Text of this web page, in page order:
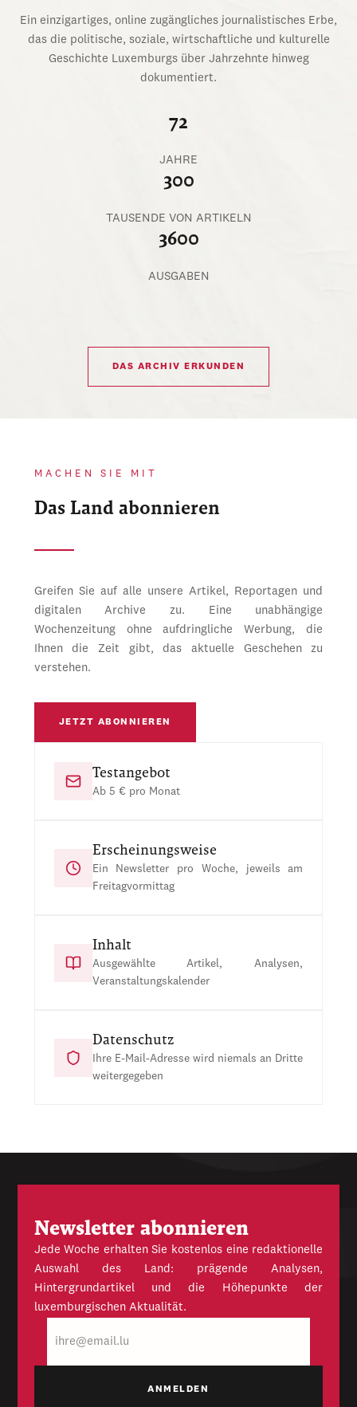
Ein einzigartiges, online zugängliches journalistisches Erbe,
das die politische, soziale, wirtschaftliche und kulturelle
Geschichte Luxemburgs über Jahrzehnte hinweg
dokumentiert.
72
JAHRE
300
TAUSENDE VON ARTIKELN
3600
AUSGABEN
DAS ARCHIV ERKUNDEN
MACHEN SIE MIT
Das Land abonnieren
Greifen Sie auf alle unsere Artikel, Reportagen und
digitalen Archive zu. Eine unabhängige
Wochenzeitung ohne aufdringliche Werbung, die
Ihnen die Zeit gibt, das aktuelle Geschehen zu
verstehen.
JETZT ABONNIEREN
Testangebot
Ab 5 € pro Monat
Erscheinungsweise
Ein Newsletter pro Woche, jeweils am
Freitagvormittag
Inhalt
Ausgewählte Artikel, Analysen,
Veranstaltungskalender
Datenschutz
Ihre E-Mail-Adresse wird niemals an Dritte
weitergegeben
Newsletter abonnieren
Jede Woche erhalten Sie kostenlos eine redaktionelle
Auswahl des Land: prägende Analysen,
Hintergrundartikel und die Höhepunkte der
luxemburgischen Aktualität.
Mail